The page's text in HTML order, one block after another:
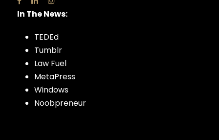
In The News:
TEDEd
Tumblr
Law Fuel
MetaPress
Windows
Noobpreneur